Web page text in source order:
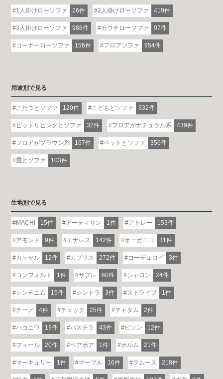
1人掛けローソファ 26件 2人掛けローソファ 419件
3人掛けローソファ 988件 カウチローソファ 97件
コーナーローソファ 156件 フロアソファ 954件
用途別で見る
こたつとソファ 120件 こどもとソファ 332件
ピットリビングとソファ 32件 フロアがナチュラル系 439件
フロアがブラウン系 167件 ペットとソファ 356件
畳とソファ 103件
生地別で見る
MACHI 15件 アーティサン 1件 アトレー 153件
アモンド 9件 エナレス 142件 オーガニコ 31件
カッセル 12件 カプリス 272件 コーデュロイ 3件
コンフォルト 1件 サブレ 60件 シャロン 24件
シンデニム 15件 シントラ 3件 ストライプ 1件
チーノ 4件 チェック 25件 チャタム 2件
ハコニワ 19件 パステラ 43件 ビソン 12件
フィール 20件 ベアボア 1件 ホルム 21件
マーキュリー 1件 マーブル 16件 ラムース 218件